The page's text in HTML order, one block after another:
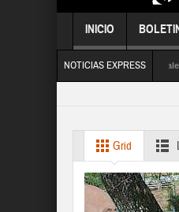
INICIO
NOTICIAS EXPRESS
la influenza satura los hospitales, la
Grid